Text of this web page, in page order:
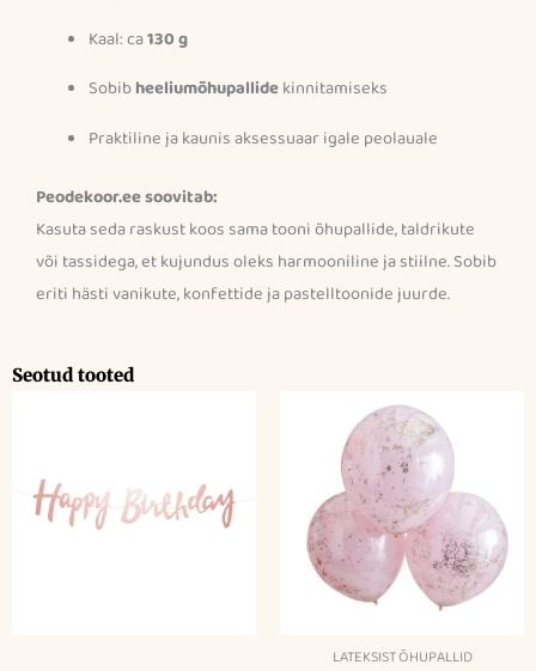
Kaal: ca130 g
Sobibheeliumõhupallidekinnitamiseks
Praktiline ja kaunis aksessuaar igale peolauale
Peodekoor.ee soovitab:
Kasuta seda raskust koos sama tooni õhupallide, taldrikute
või tassidega, et kujundus oleks harmooniline ja stiilne. Sobib
eriti hästi vanikute, konfettide ja pastelltoonide juurde.
Seotud tooted
LATEKSIST ÕHUPALLID